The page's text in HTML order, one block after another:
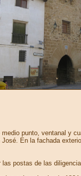
punto, ventanal y
En la fachada
postas de las